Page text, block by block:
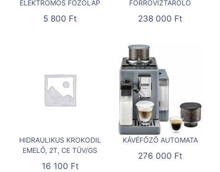
ELEKTROMOS FŐZŐLAP
5 800 Ft
FORRÓVÍZTÁROLÓ
238 000 Ft
HIDRAULIKUS KROKODIL
EMELŐ, 2T, CE TÜV/GS
16 100 Ft
KÁVÉFŐZŐ AUTOMATA
276 000 Ft